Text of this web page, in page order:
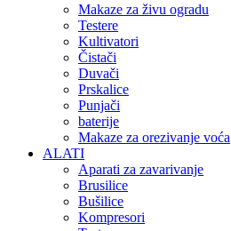
Makaze za živu ogradu
Testere
Kultivatori
Čistači
Duvači
Prskalice
Punjači
baterije
Makaze za orezivanje voća
ALATI
Aparati za zavarivanje
Brusilice
Bušilice
Kompresori